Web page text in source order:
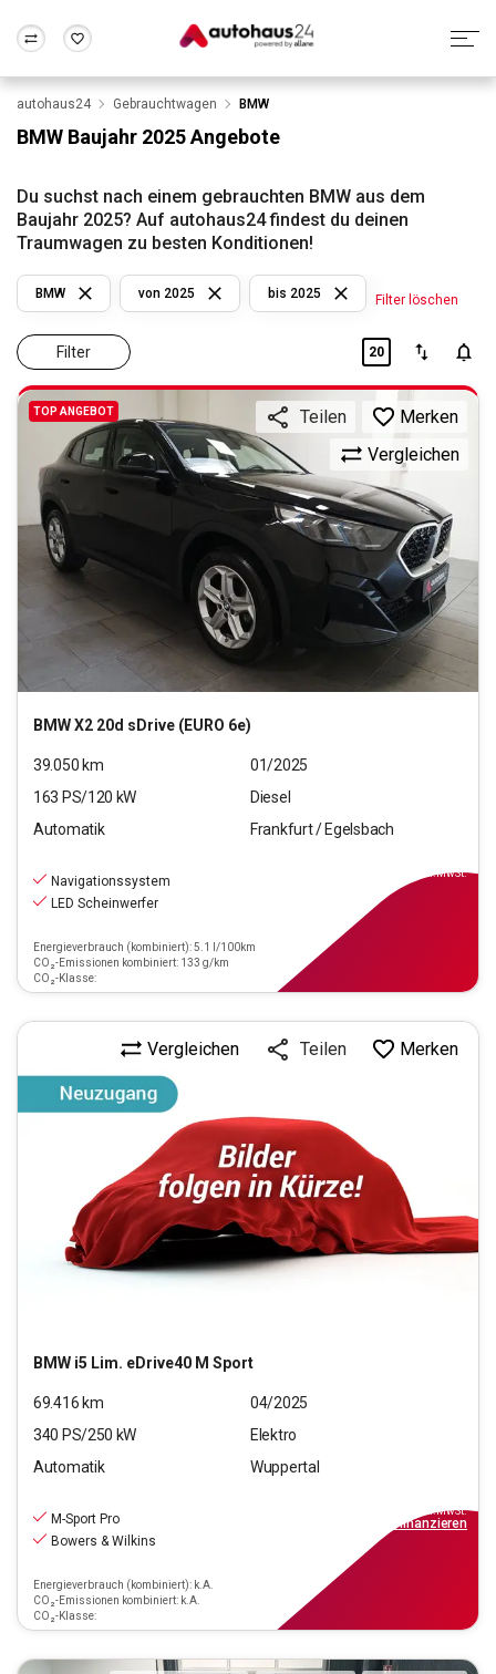
Wir bewerten dein Auto
Alle Fragen & Antworten
Rund um die Inzahlungnahme
Frankfurt Wuppertal
autohaus24 Gebrauchtwagen BMW
BMW Baujahr 2025 Angebote
Du suchst nach einem gebrauchten BMW aus dem
Baujahr 2025? Auf autohaus24 findest du deinen
Traumwagen zu besten Konditionen!
Filter
BMW von 2025 bis 2025 Filter löschen
20
TOP ANGEBOT
BMWX2 20d sDrive (EURO 6e)
Vergleichen
Teilen Merken
39.050 km
01/2025
163 PS/120 kW
Diesel
Automatik
Frankfurt / Egelsbach
Navigationssystem
LED Scheinwerfer
Energieverbrauch (kombiniert): 5.1 l/100km
CO₂-Emissionen kombiniert: 133 g/km
CO₂-Klasse:
inkl.MwSt.
BMW i5 Lim. eDrive40 M Sport
Vergleichen Teilen Merken
69.416 km
04/2025
340 PS/250 kW
Elektro
Automatik
Wuppertal
M-Sport Pro
Bowers & Wilkins
Energieverbrauch (kombiniert): k.A.
CO₂-Emissionen kombiniert: k.A.
CO₂-Klasse:
inkl.MwSt.
finanzieren